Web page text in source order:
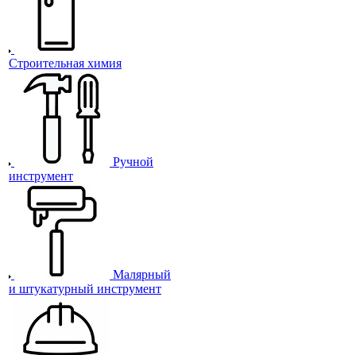
Строительная химия
Ручной
инструмент
Малярный
и штукатурный инструмент